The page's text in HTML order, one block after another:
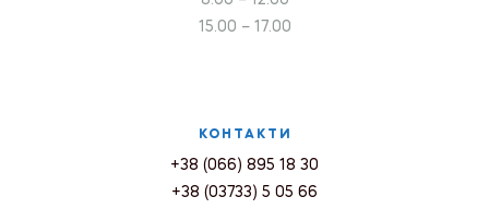
15.00 – 17.00
КОНТАКТИ
+38 (066) 895 18 30
+38 (03733) 5 05 66